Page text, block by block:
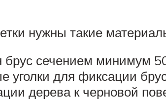
нужны такие
сечением минимум
для фиксации
дерева к черновой